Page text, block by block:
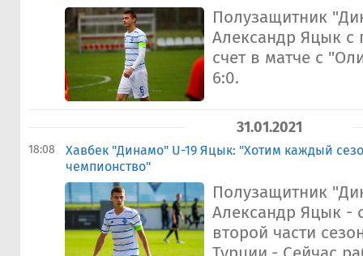
Полузащитник
Александр Яцык с
счет в матче с
6:0.
31.01.2021
18:08
Хавбек "Динамо" U-19 Яцык: "Хотим каждый
чемпионство"
Полузащитник
Александр Яцык -
второй части